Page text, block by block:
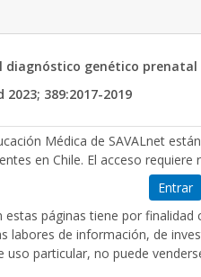
diagnóstico genético prenatal
2023; 389:2017-2019
Médica de SAVALnet
en Chile. El acceso
Entrar
páginas tiene por
labores de información, de
uso particular, no puede